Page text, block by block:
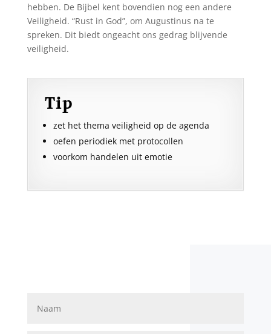
hebben. De Bijbel kent bovendien nog een andere
Veiligheid. “Rust in God”, om Augustinus na te
spreken. Dit biedt ongeacht ons gedrag blijvende
veiligheid.
Tip
zet het thema veiligheid op de agenda
oefen periodiek met protocollen
voorkom handelen uit emotie